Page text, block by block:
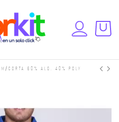
corta 60% alg. 40% poly